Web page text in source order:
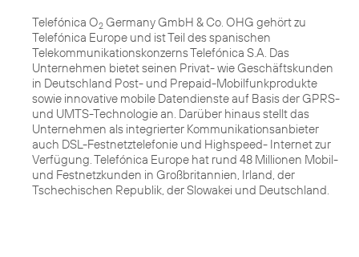
Telefónica O2 Germany GmbH & Co. OHG gehört zu
Telefónica Europe und ist Teil des spanischen
Telekommunikationskonzerns Telefónica S.A. Das
Unternehmen bietet seinen Privat- wie Geschäftskunden
in Deutschland Post- und Prepaid-Mobilfunkprodukte
sowie innovative mobile Datendienste auf Basis der GPRS-
und UMTS-Technologie an. Darüber hinaus stellt das
Unternehmen als integrierter Kommunikationsanbieter
auch DSL-Festnetztelefonie und Highspeed- Internet zur
Verfügung. Telefónica Europe hat rund 48 Millionen Mobil-
und Festnetzkunden in Großbritannien, Irland, der
Tschechischen Republik, der Slowakei und Deutschland.